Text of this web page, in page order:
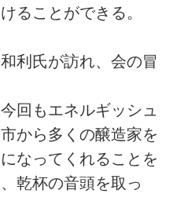
ることができる。
利氏が訪れ、会の冒
回もエネルギッシュ
から多くの醸造家を
なってくれることを
乾杯の音頭を取っ